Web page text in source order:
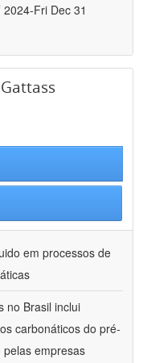
Fri Dec 31
em processos de
no Brasil inclui
carbonáticos do pré-
empresas